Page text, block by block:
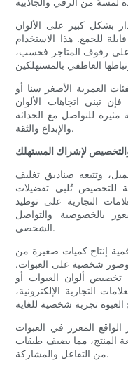
بشكل كبير على الألوان
قابلة للجمع. هذا الاستخدام
على رفوف المتاجر فحسب،
العمرية الأصغر سنا أو
تبني اتجاهات الألوان
مثيرة للتواصل مع الحداثة
والإبداع والثقة.
لإشراك المستهلك
وتتبعه صناديق تغليف
للتخصيص تُلبي تفضيلات
التجارية على توطيد
بالخصوصية والتواصل
الشخصي.
إنتاج كميات صغيرة من
وصور شخصية على العبوات.
ألوان العبوات أو
التجارية الإلكترونية،
الواقع المعزز في العبوات
المنتج، مما يضيف طبقات
من التفاعل والمشاركة.